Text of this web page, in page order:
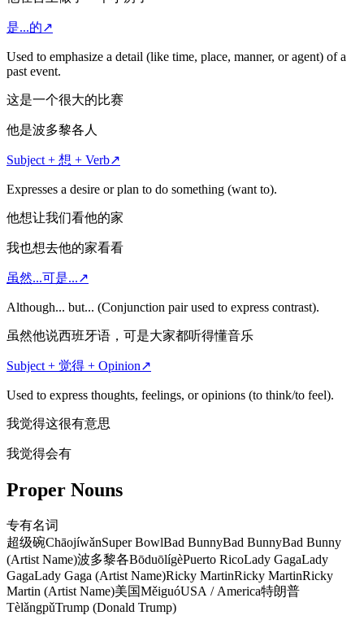
是...的↗
Used to emphasize a detail (like time, place, manner, or agent) of a
past event.
这是一个很大的比赛
他是波多黎各人
Subject + 想 + Verb↗
Expresses a desire or plan to do something (want to).
他想让我们看他的家
我也想去他的家看看
虽然...可是...↗
Although... but... (Conjunction pair used to express contrast).
虽然他说西班牙语，可是大家都听得懂音乐
Subject + 觉得 + Opinion↗
Used to express thoughts, feelings, or opinions (to think/to feel).
我觉得这很有意思
我觉得会有
Proper Nouns
专有名词
超级碗ChāojíwǎnSuper BowlBad BunnyBad BunnyBad Bunny
(Artist Name)波多黎各BōduōlígèPuerto RicoLady GagaLady
GagaLady Gaga (Artist Name)Ricky MartinRicky MartinRicky
Martin (Artist Name)美国MěiguóUSA / America特朗普
TèlǎngpǔTrump (Donald Trump)